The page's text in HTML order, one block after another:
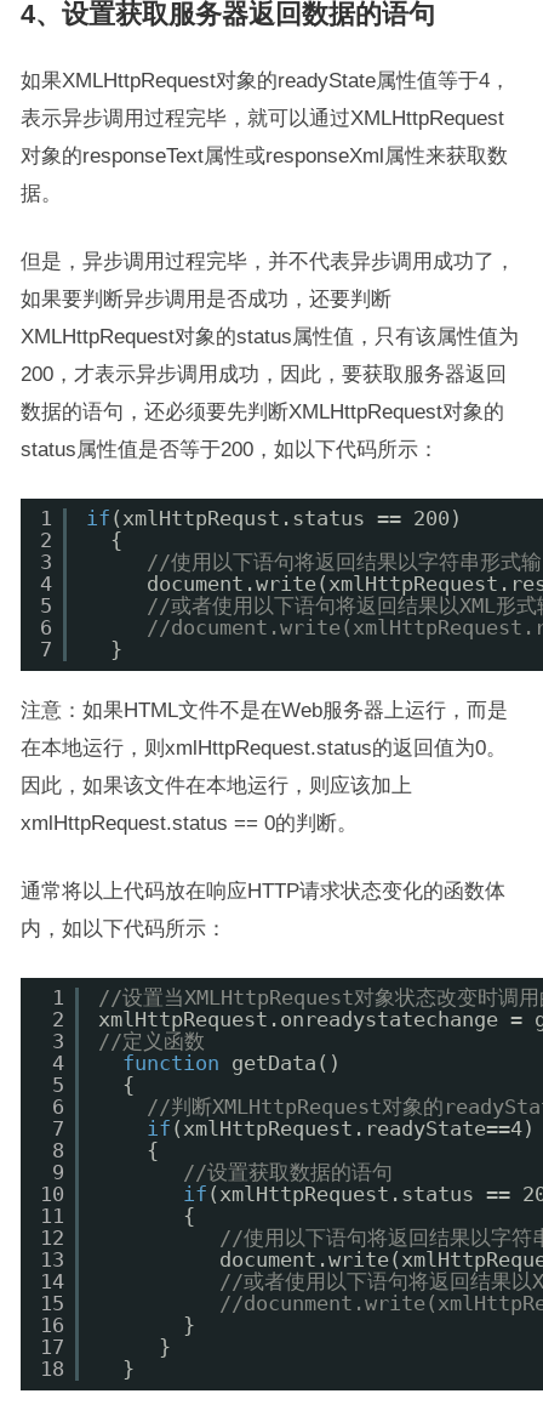
4、设置获取服务器返回数据的语句
如果XMLHttpRequest对象的readyState属性值等于4，
表示异步调用过程完毕，就可以通过XMLHttpRequest
对象的responseText属性或responseXml属性来获取数
据。
但是，异步调用过程完毕，并不代表异步调用成功了，
如果要判断异步调用是否成功，还要判断
XMLHttpRequest对象的status属性值，只有该属性值为
200，才表示异步调用成功，因此，要获取服务器返回
数据的语句，还必须要先判断XMLHttpRequest对象的
status属性值是否等于200，如以下代码所示：
1
2
3
4
5
6
7
if (xmlHttpRequst.status == 200)
{
//使用以下语句将返回结果以字符串形式
//或者使用以下语句将返回结果以XML形式
//
}
注意：如果HTML文件不是在Web服务器上运行，而是
在本地运行，则xmlHttpRequest.status的返回值为0。
因此，如果该文件在本地运行，则应该加上
xmlHttpRequest.status == 0的判断。
通常将以上代码放在响应HTTP请求状态变化的函数体
内，如以下代码所示：
1
2
3
4
5
6
7
8
9
10
11
12
13
14
15
16
17
18
//设置当XMLHttpRequest对象状态改变时调用
xmlHttpRequest.onreadystatechange =
//定义函数
function
getData()
{
//判断XMLHttpRequest对象的
if (xmlHttpRequest.readyState==4)
{
//设置获取数据的语句
if (xmlHttpRequest.status ==
{
//使用以下语句将返回结果以字符
//或者使用以下语句将返回结果以
//
}
}
}